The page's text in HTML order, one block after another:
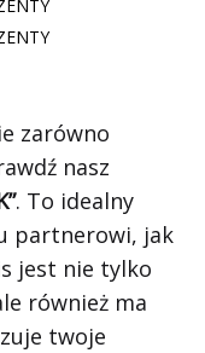
zarówno
nasz
. To idealny
partnerowi, jak
jest nie tylko
również ma
twoje